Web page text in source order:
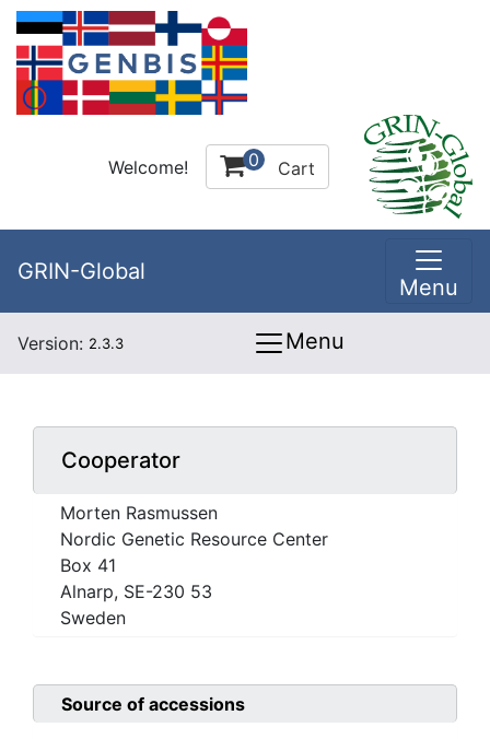
Welcome! 0 Cart
GRIN-Global
Menu
Version: 2.3.3 Menu
Cooperator
Morten Rasmussen
Nordic Genetic Resource Center
Box 41
Alnarp, SE-230 53
Sweden
Source of accessions